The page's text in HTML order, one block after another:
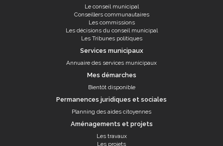
Le conseil municipal
Conseillers communautaires
Les commissions
Les décisions du conseil municipal
Les Tribunes politiques
Services municipaux
Annuaire des services municipaux
Mes démarches
Bientôt disponible
Permanences juridiques et sociales
Planning des aides citoyennes
Aménagements et projets
Les travaux
Les projets